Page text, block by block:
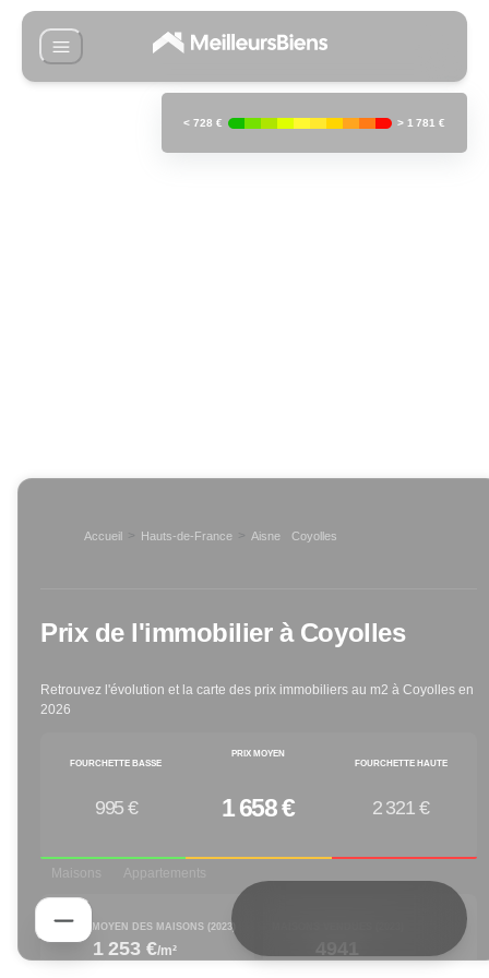
Accueil > Hauts-de-France > Aisne Coyolles
Prix de l'immobilier à Coyolles
Retrouvez l'évolution et la carte des prix immobiliers au m2 à Coyolles en
2026
FOURCHETTE BASSE
995 €
PRIX MOYEN
1 658 €
FOURCHETTE HAUTE
2 321 €
Maisons Appartements
PRIX M² MOYEN DES MAISONS (2023)
1 253 €/m²
< 728 € > 1 781 €